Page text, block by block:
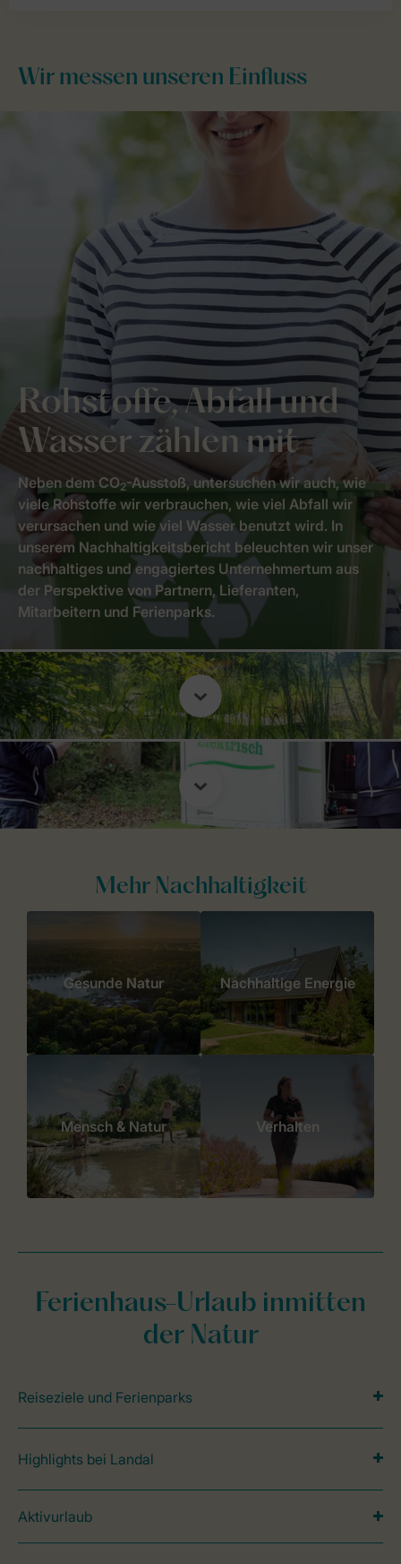
Wir messen unseren Einfluss
Rohstoffe, Abfall und
Wasser zählen mit
Neben dem CO2-Ausstoß, untersuchen wir auch, wie
viele Rohstoffe wir verbrauchen, wie viel Abfall wir
verursachen und wie viel Wasser benutzt wird. In
unserem Nachhaltigkeitsbericht beleuchten wir unser
nachhaltiges und engagiertes Unternehmertum aus
der Perspektive von Partnern, Lieferanten,
Mitarbeitern und Ferienparks.
Mehr Nachhaltigkeit
Gesunde Natur Nachhaltige Energie
Mensch & Natur Verhalten
Ferienhaus-Urlaub inmitten
der Natur
Reiseziele und Ferienparks
Highlights bei Landal
Aktivurlaub